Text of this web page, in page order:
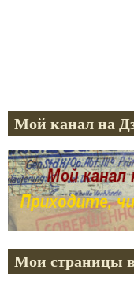
Мой канал на
Мои страницы